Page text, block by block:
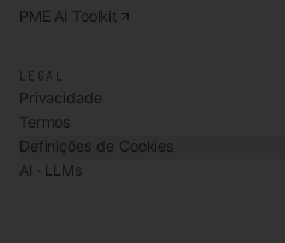
PME AI Toolkit
LEGAL
Privacidade
Termos
Definições de Cookies
AI · LLMs